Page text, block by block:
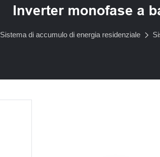
Inverter monofase a
Sistema di accumulo di energia residenziale